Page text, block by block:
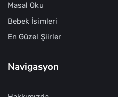
Masal Oku
Bebek İsimleri
En Güzel Şiirler
Navigasyon